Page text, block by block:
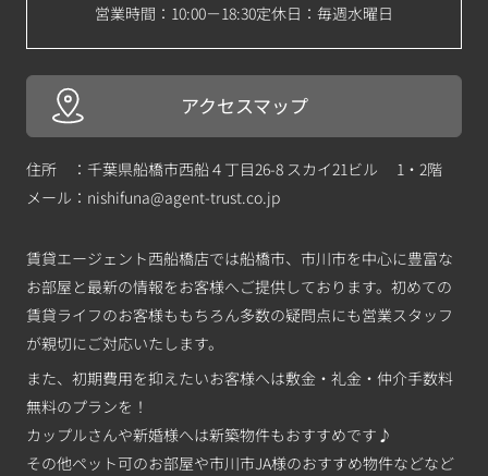
営業時間：10:00－18:30定休日：毎週水曜日
アクセスマップ
住所 ：千葉県船橋市西船４丁目26-8 スカイ21ビル 1・2階
メール： nishifuna@agent-trust.co.jp
賃貸エージェント西船橋店では船橋市、市川市を中心に豊富な
お部屋と最新の情報をお客様へご提供しております。初めての
賃貸ライフのお客様ももちろん多数の疑問点にも営業スタッフ
が親切にご対応いたします。
また、初期費用を抑えたいお客様へは敷金・礼金・仲介手数料
無料のプランを！
カップルさんや新婚様へは新築物件もおすすめです♪
その他ペット可のお部屋や市川市JA様のおすすめ物件などなど